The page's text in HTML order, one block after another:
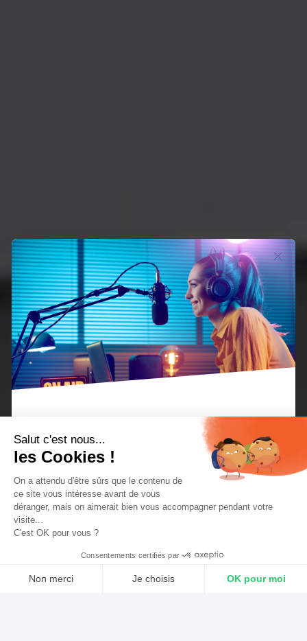
Comme vous le savez peut-être, l’équipe de
RadioKing a déménagé dans de nouveaux locaux
en Avril 2019. Ce qui veut dire qu’on a enfin eu
suffisamment de place pour réaliser notre rêve :
celui de construire notre propre studio radio !
Salut c'est nous...
les Cookies !
On a attendu d'être sûrs que le contenu de
ce site vous intéresse avant de vous
déranger, mais on aimerait bien vous accompagner pendant votre
visite...
C'est OK pour vous ?
Consentements certifiés par
Non merci Je choisis OK pour moi